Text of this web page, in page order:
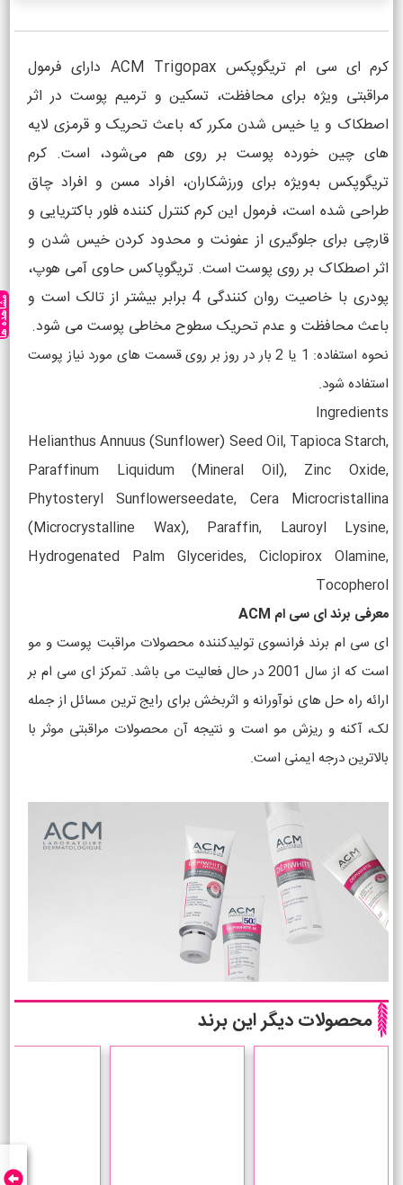
کرم ای سی ام تریگوپکس ACM Trigopax دارای فرمول
مراقبتی ویژه برای محافظت، تسکین و ترمیم پوست در اثر
اصطکاک و یا خیس شدن مکرر که باعث تحریک و قرمزی لایه
های چین خورده پوست بر روی هم می‌شود، است. کرم
تریگوپکس به‌ویژه برای ورزشکاران، افراد مسن و افراد چاق
طراحی شده است، فرمول این کرم کنترل کننده فلور باکتریایی و
قارچی برای جلوگیری از عفونت و محدود کردن خیس شدن و
اثر اصطکاک بر روی پوست است. تریگوپاکس حاوی آمی هوپ،
پودری با خاصیت روان کنندگی 4 برابر بیشتر از تالک است و
باعث محافظت و عدم تحریک سطوح مخاطی پوست می شود.
نحوه استفاده: 1 یا 2 بار در روز بر روی قسمت های مورد نیاز پوست
استفاده شود.
Ingredients
Helianthus Annuus (Sunflower) Seed Oil, Tapioca Starch,
Paraffinum Liquidum (Mineral Oil), Zinc Oxide,
Phytosteryl Sunflowerseedate, Cera Microcristallina
(Microcrystalline Wax), Paraffin, Lauroyl Lysine,
Hydrogenated Palm Glycerides, Ciclopirox Olamine,
Tocopherol
معرفی برند ای سی ام ACM
ای سی ام برند فرانسوی تولیدکننده محصولات مراقبت پوست و مو
است که از سال 2001 در حال فعالیت می باشد. تمرکز ای سی ام بر
ارائه راه حل های نوآورانه و اثربخش برای رایج ترین مسائل از جمله
لک، آکنه و ریزش مو است و نتیجه آن محصولات مراقبتی موثر با
بالاترین درجه ایمنی است.
محصولات دیگر این برند